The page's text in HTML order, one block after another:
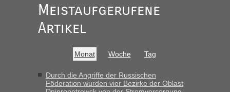
Ist korrekt, aber ich finde man hätte trotzdem im Text gleich
darauf hinweisen können.
War aber nicht "böse" gemeint ...
buchbar - warum auch immer ...
Hab´s versucht - bekomme aber immer angezeigt "auf dieser
Strecke fahren wir nicht"
Meistaufgerufene
Artikel
Monat Woche Tag
Durch die Angriffe der Russischen
Föderation wurden vier Bezirke der Oblast